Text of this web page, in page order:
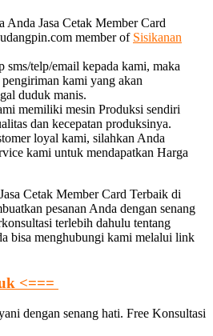
Anda Jasa Cetak Member Card
member of Sisikanan
telp/email kepada kami, maka
kami yang akan
duduk manis.
memiliki mesin Produksi sendiri
dan kecepatan produksinya.
loyal kami, silahkan Anda
kami untuk mendapatkan Harga
Cetak Member Card Terbaik di
pesanan Anda dengan senang
terlebih dahulu tentang
bisa menghubungi kami melalui link
<===
dengan senang hati. Free Konsultasi